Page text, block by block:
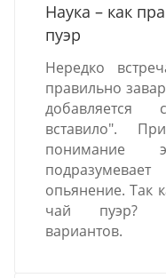
Наука – как
пуэр
Нередко
правильно
добавляется
вставило".
понимание
опьянение. Так
чай пуэр?
вариантов.